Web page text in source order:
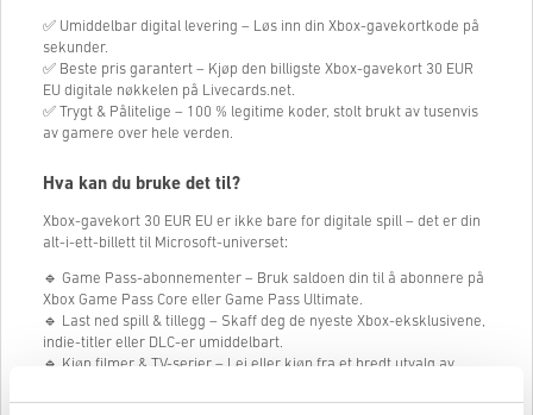
✅ Umiddelbar digital levering – Løs inn din Xbox-gavekortkode på
sekunder.
✅ Beste pris garantert – Kjøp den billigste Xbox-gavekort 30 EUR
EU digitale nøkkelen på Livecards.net.
✅ Trygt & Pålitelige – 100 % legitime koder, stolt brukt av tusenvis
av gamere over hele verden.
Hva kan du bruke det til?
Xbox-gavekort 30 EUR EU er ikke bare for digitale spill – det er din
alt-i-ett-billett til Microsoft-universet:
🔹 Game Pass-abonnementer – Bruk saldoen din til å abonnere på
Xbox Game Pass Core eller Game Pass Ultimate.
🔹 Last ned spill & tillegg – Skaff deg de nyeste Xbox-eksklusivene,
indie-titler eller DLC-er umiddelbart.
🔹 Kjøp filmer & TV-serier – Lei eller kjøp fra et bredt utvalg av
🔹 Kjøp maskinvare & tilbehør – Bruk kreditt til konsoller,